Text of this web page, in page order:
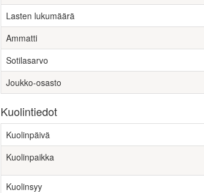
Lasten lukumäärä
Ammatti
Sotilasarvo
Joukko-osasto
Kuolintiedot
Kuolinpäivä
Kuolinpaikka
Kuolinsyy